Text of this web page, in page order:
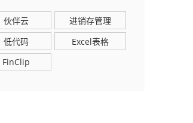
伙伴云
进销存管理
低代码
Excel表格
FinClip